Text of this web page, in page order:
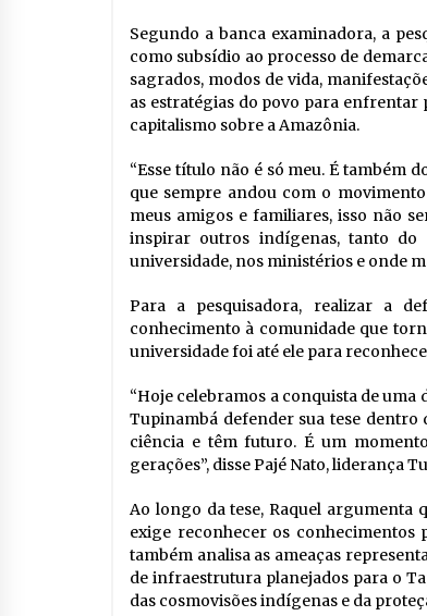
Segundo a banca examinadora, a
como subsídio ao processo de
sagrados, modos de vida,
as estratégias do povo para enfrentar
capitalismo sobre a Amazônia.
“Esse título não é só meu. É também
que sempre andou com o
meus amigos e familiares, isso não
inspirar outros indígenas, tanto
universidade, nos ministérios e onde
Para a pesquisadora, realizar a
conhecimento à comunidade que
universidade foi até ele para
“Hoje celebramos a conquista de
Tupinambá defender sua tese
ciência e têm futuro. É um
gerações”, disse Pajé Nato, liderança
Ao longo da tese, Raquel
exige reconhecer os conhecimentos
também analisa as ameaças
de infraestrutura planejados para o
das cosmovisões indígenas e da